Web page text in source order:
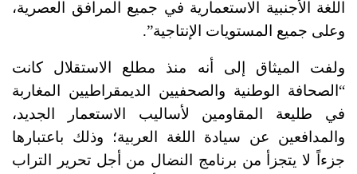
اللغة الأجنبية الاستعمارية في جميع المرافق العصرية،
وعلى جميع المستويات الإنتاجية”.
ولفت الميثاق إلى أنه منذ مطلع الاستقلال كانت
“الصحافة الوطنية والصحفيين الديمقراطيين المغاربة
في طليعة المقاومين لأساليب الاستعمار الجديد،
والمدافعين عن سيادة اللغة العربية؛ وذلك باعتبارها
جزءاً لا يتجزأ من برنامج النضال من أجل تحرير التراب